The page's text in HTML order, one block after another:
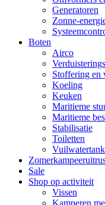
Generatoren
Zonne-
Boten
Airco
Stoffering en
Koeling
Keuken
Maritieme
Maritieme
Stabilisatie
Toiletten
Sale
Shop op activiteit
Vissen